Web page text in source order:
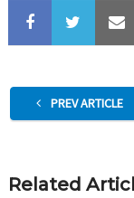
PREV ARTICLE
Related